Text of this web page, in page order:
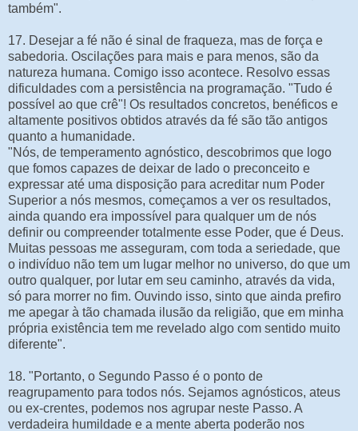
também".
17. Desejar a fé não é sinal de fraqueza, mas de força e
sabedoria. Oscilações para mais e para menos, são da
natureza humana. Comigo isso acontece. Resolvo essas
dificuldades com a persistência na programação. "Tudo é
possível ao que crê"! Os resultados concretos, benéficos e
altamente positivos obtidos através da fé são tão antigos
quanto a humanidade.
"Nós, de temperamento agnóstico, descobrimos que logo
que fomos capazes de deixar de lado o preconceito e
expressar até uma disposição para acreditar num Poder
Superior a nós mesmos, começamos a ver os resultados,
ainda quando era impossível para qualquer um de nós
definir ou compreender totalmente esse Poder, que é Deus.
Muitas pessoas me asseguram, com toda a seriedade, que
o indivíduo não tem um lugar melhor no universo, do que um
outro qualquer, por lutar em seu caminho, através da vida,
só para morrer no fim. Ouvindo isso, sinto que ainda prefiro
me apegar à tão chamada ilusão da religião, que em minha
própria existência tem me revelado algo com sentido muito
diferente".
18. "Portanto, o Segundo Passo é o ponto de
reagrupamento para todos nós. Sejamos agnósticos, ateus
ou ex-crentes, podemos nos agrupar neste Passo. A
verdadeira humildade e a mente aberta poderão nos